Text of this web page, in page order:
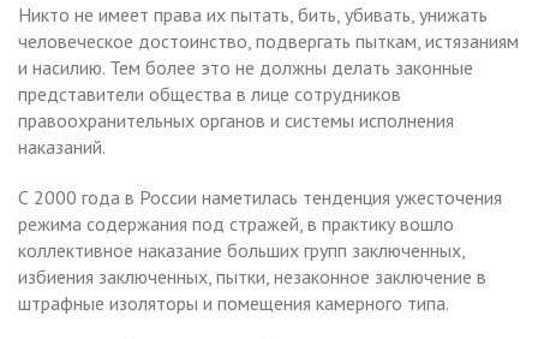
Никто не имеет права их пытать, бить, убивать, унижать
человеческое достоинство, подвергать пыткам, истязаниям
и насилию. Тем более это не должны делать законные
представители общества в лице сотрудников
правоохранительных органов и системы исполнения
наказаний.
С 2000 года в России наметилась тенденция ужесточения
режима содержания под стражей, в практику вошло
коллективное наказание больших групп заключенных,
избиения заключенных, пытки, незаконное заключение в
штрафные изоляторы и помещения камерного типа.